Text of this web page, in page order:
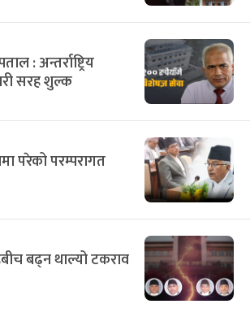
: अन्तर्राष्ट्रिय
सरह शुल्क
परेको परम्परागत
बढ्न थाल्यो टकराव